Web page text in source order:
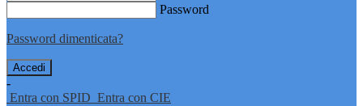
Password
Password dimenticata?
-
Entra con SPID Entra con CIE